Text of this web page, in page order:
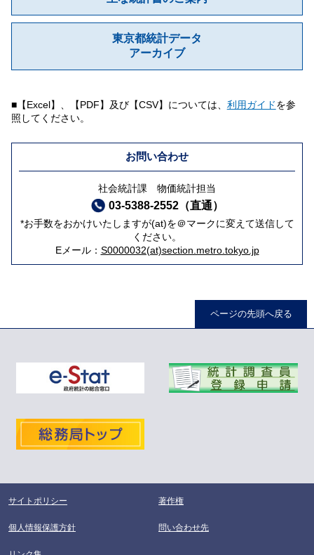
東京都統計データ
アーカイブ
■【Excel】、【PDF】及び【CSV】については、 利用ガイドを参
照してください。
お問い合わせ
社会統計課 物価統計担当
03-5388-2552（直通）
*お手数をおかけいたしますが(at)を＠マークに変えて送信して
ください。
Eメール： S0000032(at)section.metro.tokyo.jp
ページの先頭へ戻る
サイトポリシー 著作権
個人情報保護方針 問い合わせ先